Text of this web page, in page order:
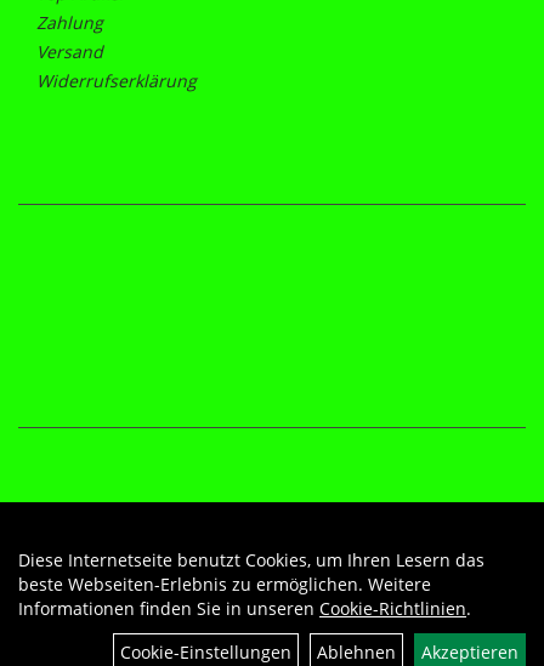
Zahlung
Versand
Widerrufserklärung
Diese Internetseite benutzt Cookies, um Ihren Lesern das
beste Webseiten-Erlebnis zu ermöglichen. Weitere
Informationen finden Sie in unseren Cookie-Richtlinien.
Cookie-Einstellungen
Ablehnen Akzeptieren
Auftrag widerrufen